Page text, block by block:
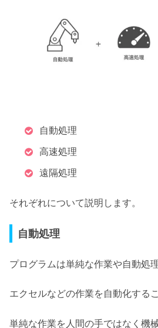
自動処理
高速処理
遠隔処理
それぞれについて説明します。
自動処理
プログラムは単純な作業や自動処
エクセルなどの作業を自動化する
単純な作業を人間の手ではなく機